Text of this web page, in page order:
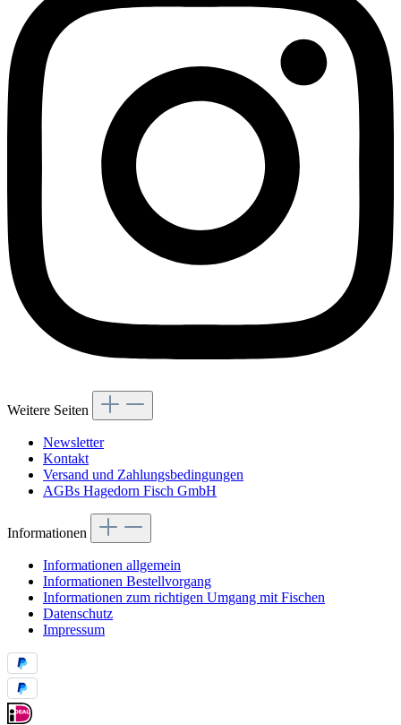
Weitere Seiten
Newsletter
Kontakt
Versand und Zahlungsbedingungen
AGBs Hagedorn Fisch GmbH
Informationen
Informationen allgemein
Informationen Bestellvorgang
Informationen zum richtigen Umgang mit Fischen
Datenschutz
Impressum